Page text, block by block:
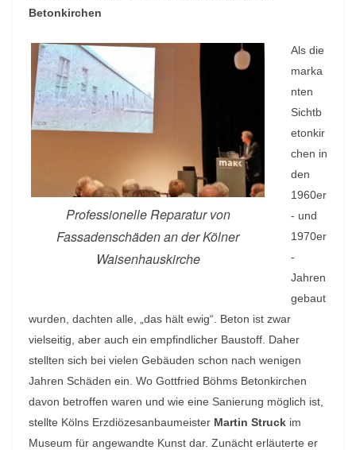
Betonkirchen
Professionelle Reparatur von
Fassadenschäden an der Kölner
Waisenhauskirche
Als die
marka
nten
Sichtb
etonkir
chen in
den
1960er
- und
1970er
-
Jahren
gebaut
wurden, dachten alle, „das hält ewig“. Beton ist zwar
vielseitig, aber auch ein empfindlicher Baustoff. Daher
stellten sich bei vielen Gebäuden schon nach wenigen
Jahren Schäden ein. Wo Gottfried Böhms Betonkirchen
davon betroffen waren und wie eine Sanierung möglich ist,
stellte Kölns Erzdiözesanbaumeister Martin Struck im
Museum für angewandte Kunst dar. Zunächt erläuterte er